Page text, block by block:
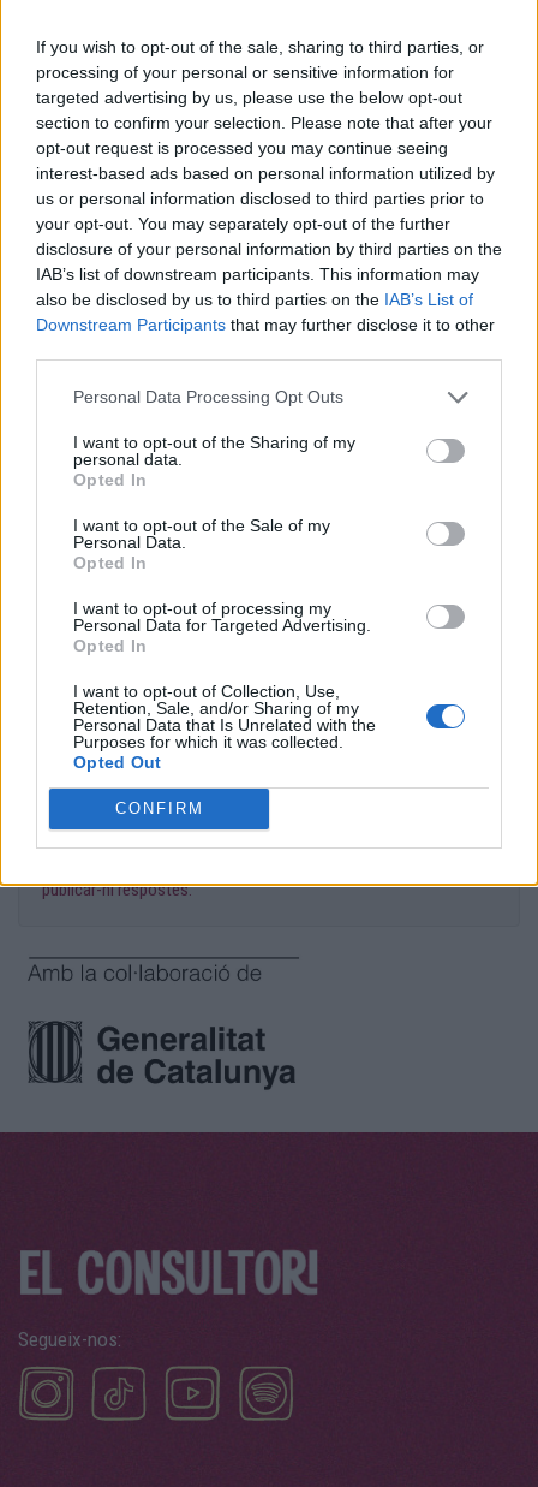
If you wish to opt-out of the sale, sharing to third parties, or
processing of your personal or sensitive information for
targeted advertising by us, please use the below opt-out
section to confirm your selection. Please note that after your
opt-out request is processed you may continue seeing
interest-based ads based on personal information utilized by
us or personal information disclosed to third parties prior to
your opt-out. You may separately opt-out of the further
disclosure of your personal information by third parties on the
IAB’s list of downstream participants. This information may
also be disclosed by us to third parties on the IAB’s List of
Downstream Participants that may further disclose it to other
Personal Data Processing Opt Outs
I want to opt-out of the Sharing of my
personal data.
Opted In
I want to opt-out of the Sale of my
Personal Data.
Opted In
I want to opt-out of processing my
Personal Data for Targeted Advertising.
Opted In
I want to opt-out of Collection, Use,
Retention, Sale, and/or Sharing of my
Personal Data that Is Unrelated with the
Purposes for which it was collected.
Opted Out
CONFIRM
https://ics.gencat.cat/ca/
Ciutadania/ap/barcelona-ciutat/detall/article/tarda-jove-00001
I també l’enllaç perquè puguis trobar el centre més proper i les
seves dades de contacte:
Moltes gràcies per la consulta i una abraçada!
@psico_crisalbo
La Laura Centellas t'ha moderat el missatge amb el suport
Cristina Albó, psicòloga experta en sexualitat.
Moltes gràcies per la teva consulta!
publicar-hi respostes.
Segueix-nos: